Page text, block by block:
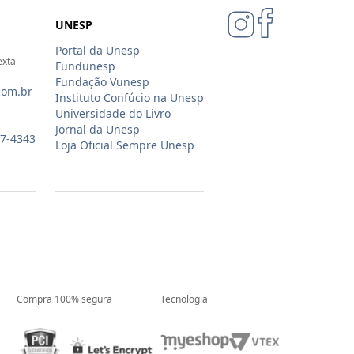
4343
UNESP
Portal da Unesp
Fundunesp
Fundação Vunesp
Instituto Confúcio na Unesp
Universidade do Livro
Jornal da Unesp
Loja Oficial Sempre Unesp
Compra 100% segura Tecnologia